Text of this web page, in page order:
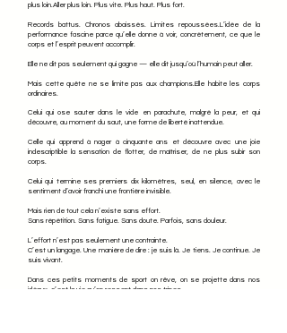
plus loin.Aller plus loin. Plus vite. Plus haut. Plus fort.
Records battus. Chronos abaissés. Limites repoussées.L’idée de la
performance fascine parce qu’elle donne à voir, concrètement, ce que le
corps et l’esprit peuvent accomplir.
Elle ne dit pas seulement qui gagne — elle dit jusqu’où l’humain peut aller.
Mais cette quête ne se limite pas aux champions.Elle habite les corps
ordinaires.
Celui qui ose sauter dans le vide en parachute, malgré la peur, et qui
découvre, au moment du saut, une forme de liberté inattendue.
Celle qui apprend à nager à cinquante ans et découvre avec une joie
indescriptible la sensation de flotter, de maîtriser, de ne plus subir son
corps.
Celui qui termine ses premiers dix kilomètres, seul, en silence, avec le
sentiment d’avoir franchi une frontière invisible.​
Mais rien de tout cela n’existe sans effort.
Sans répétition. Sans fatigue. Sans doute. Parfois, sans douleur.
L’effort n’est pas seulement une contrainte.
C’est un langage. Une manière de dire : je suis là. Je tiens. Je continue. Je
suis vivant.
Dans ces petits moments de sport on rêve, on se projette dans nos
idéaux, c’est la vie qu’on ressent dans nos tripes.